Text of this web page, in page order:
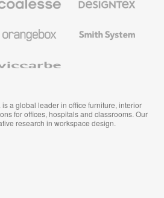
Textilien
System
a global leader in office furniture, interior
for offices, hospitals and classrooms. Our
research in workspace design.